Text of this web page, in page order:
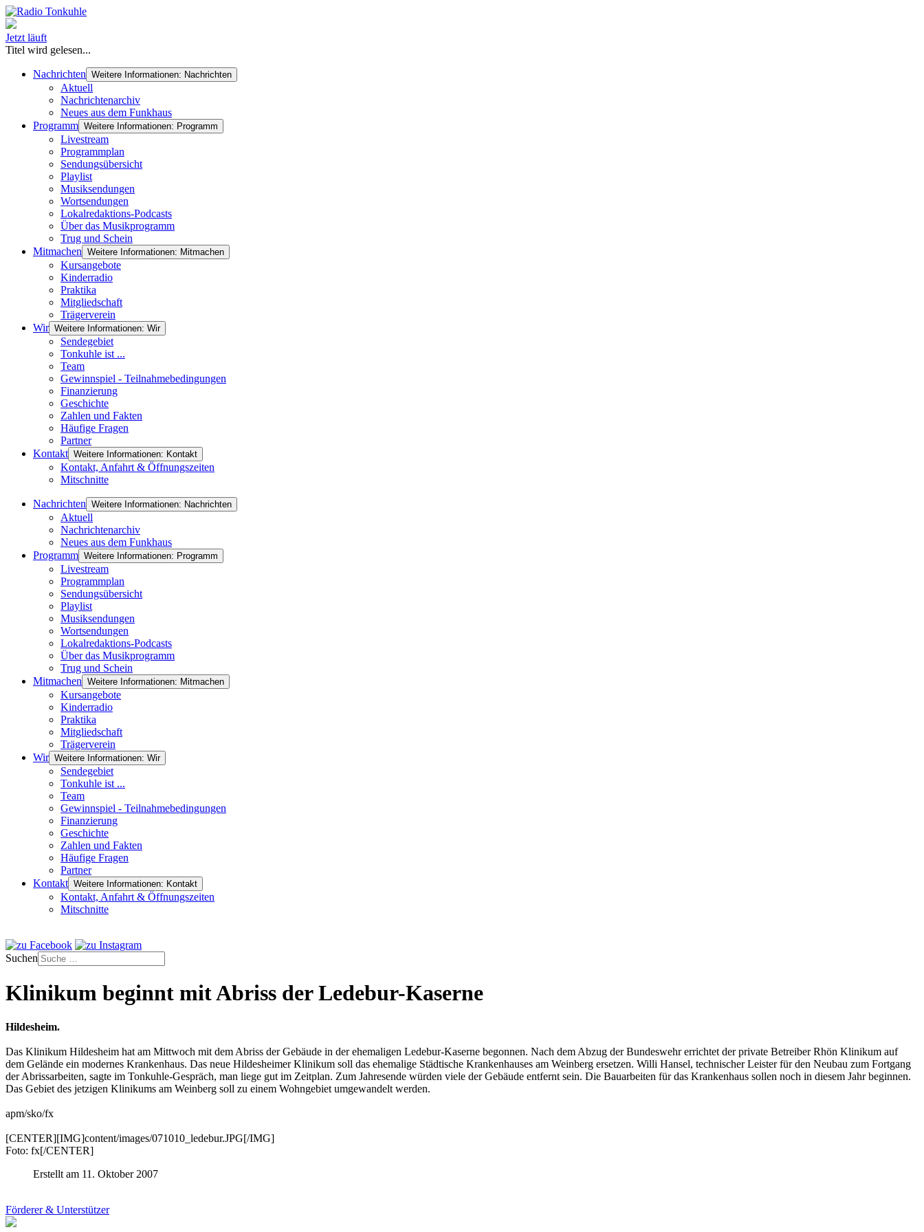
Jetzt läuft
Titel wird gelesen...
Nachrichten Weitere Informationen: Nachrichten
Aktuell
Nachrichtenarchiv
Neues aus dem Funkhaus
Programm Weitere Informationen: Programm
Livestream
Programmplan
Sendungsübersicht
Playlist
Musiksendungen
Wortsendungen
Lokalredaktions-Podcasts
Über das Musikprogramm
Trug und Schein
Mitmachen Weitere Informationen: Mitmachen
Kursangebote
Kinderradio
Praktika
Mitgliedschaft
Trägerverein
Wir Weitere Informationen: Wir
Sendegebiet
Tonkuhle ist ...
Team
Gewinnspiel - Teilnahmebedingungen
Finanzierung
Geschichte
Zahlen und Fakten
Häufige Fragen
Partner
Kontakt Weitere Informationen: Kontakt
Kontakt, Anfahrt & Öffnungszeiten
Mitschnitte
Nachrichten Weitere Informationen: Nachrichten
Aktuell
Nachrichtenarchiv
Neues aus dem Funkhaus
Programm Weitere Informationen: Programm
Livestream
Programmplan
Sendungsübersicht
Playlist
Musiksendungen
Wortsendungen
Lokalredaktions-Podcasts
Über das Musikprogramm
Trug und Schein
Mitmachen Weitere Informationen: Mitmachen
Kursangebote
Kinderradio
Praktika
Mitgliedschaft
Trägerverein
Wir Weitere Informationen: Wir
Sendegebiet
Tonkuhle ist ...
Team
Gewinnspiel - Teilnahmebedingungen
Finanzierung
Geschichte
Zahlen und Fakten
Häufige Fragen
Partner
Kontakt Weitere Informationen: Kontakt
Kontakt, Anfahrt & Öffnungszeiten
Mitschnitte
Suchen
Klinikum beginnt mit Abriss der Ledebur-Kaserne
Hildesheim.
Das Klinikum Hildesheim hat am Mittwoch mit dem Abriss der Gebäude in der ehemaligen Ledebur-Kaserne begonnen. Nach dem Abzug der Bundeswehr errichtet der private Betreiber Rhön Klinikum auf
dem Gelände ein modernes Krankenhaus. Das neue Hildesheimer Klinikum soll das ehemalige Städtische Krankenhauses am Weinberg ersetzen. Willi Hansel, technischer Leister für den Neubau zum Fortgang
der Abrissarbeiten, sagte im Tonkuhle-Gespräch, man liege gut im Zeitplan. Zum Jahresende würden viele der Gebäude entfernt sein. Die Bauarbeiten für das Krankenhaus sollen noch in diesem Jahr beginnen.
Das Gebiet des jetzigen Klinikums am Weinberg soll zu einem Wohngebiet umgewandelt werden.
apm/sko/fx
[CENTER][IMG]content/images/071010_ledebur.JPG[/IMG]
Foto: fx[/CENTER]
Erstellt am 11. Oktober 2007
Förderer & Unterstützer